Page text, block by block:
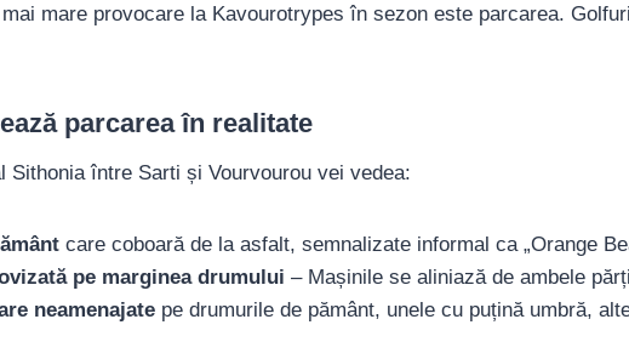
mare provocare la Kavourotrypes în sezon este parcarea.
parcarea în realitate
Sithonia între Sarti și Vourvourou vei vedea:
care coboară de la asfalt, semnalizate informal ca „Orange
pe marginea drumului – Mașinile se aliniază de ambele
neamenajate pe drumurile de pământ, unele cu puțină umbră,